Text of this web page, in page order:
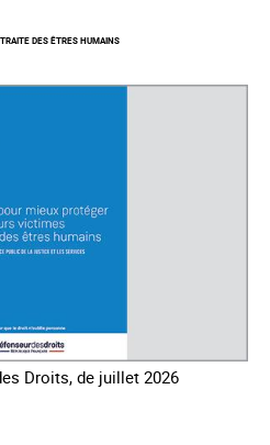
DES ÊTRES HUMAINS
Droits, de juillet 2026